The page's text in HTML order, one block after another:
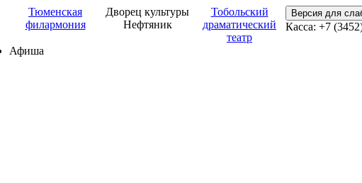
Тюменская
филармония
Дворец культуры
Нефтяник
Тобольский
драматический
театр
Версия для
Касса: +7
Афиша